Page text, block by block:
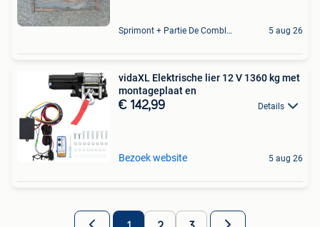
Sprimont + Partie De Comblain-Au-Pont 5 aug 26
vidaXL Elektrische lier 12 V 1360 kg met
montageplaat en
€ 142,99 Details
Bezoek website 5 aug 26